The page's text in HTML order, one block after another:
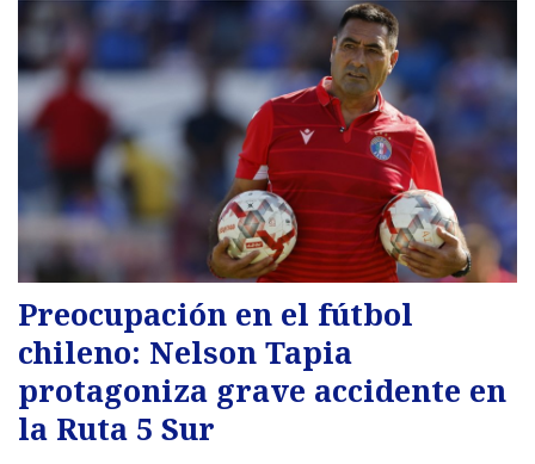
Preocupación en el fútbol
chileno: Nelson Tapia
protagoniza grave accidente en
la Ruta 5 Sur